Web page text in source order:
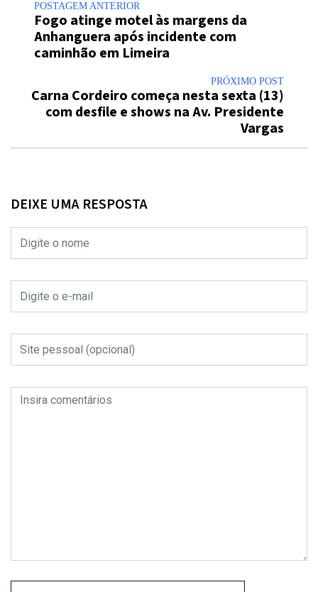
POSTAGEM ANTERIOR
Fogo atinge motel às margens da
Anhanguera após incidente com
caminhão em Limeira
PRÓXIMO POST
Carna Cordeiro começa nesta sexta (13)
com desfile e shows na Av. Presidente
Vargas
DEIXE UMA RESPOSTA